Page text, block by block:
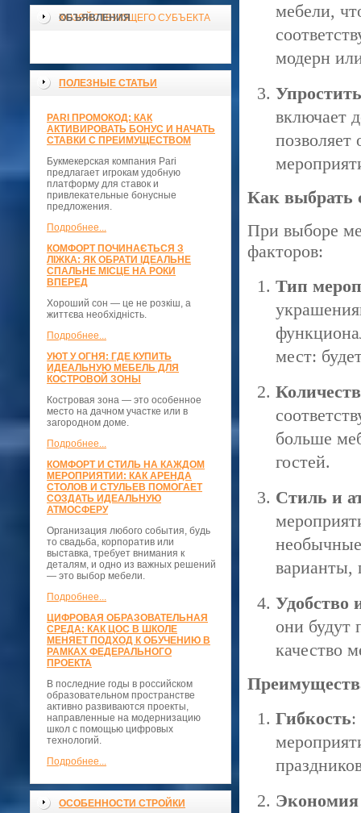
ХОЗЯЙСТВУЮЩЕГО СУБЪЕКТА
ОБЪЯВЛЕНИЯ
ПОЛЕЗНЫЕ СТАТЬИ
PARI ПРОМОКОД: КАК
АКТИВИРОВАТЬ БОНУС И НАЧАТЬ
СТАВКИ С ПРЕИМУЩЕСТВОМ
Букмекерская компания Pari
предлагает игрокам удобную
платформу для ставок и
привлекательные бонусные
предложения.
Подробнее...
КОМФОРТ ПОЧИНАЄТЬСЯ З
ЛІЖКА: ЯК ОБРАТИ ІДЕАЛЬНЕ
СПАЛЬНЕ МІСЦЕ НА РОКИ
ВПЕРЕД
Хороший сон — це не розкіш, а
життєва необхідність.
Подробнее...
УЮТ У ОГНЯ: ГДЕ КУПИТЬ
ИДЕАЛЬНУЮ МЕБЕЛЬ ДЛЯ
КОСТРОВОЙ ЗОНЫ
Костровая зона — это особенное
место на дачном участке или в
загородном доме.
Подробнее...
КОМФОРТ И СТИЛЬ НА КАЖДОМ
МЕРОПРИЯТИИ: КАК АРЕНДА
СТОЛОВ И СТУЛЬЕВ ПОМОГАЕТ
СОЗДАТЬ ИДЕАЛЬНУЮ
АТМОСФЕРУ
Организация любого события, будь
то свадьба, корпоратив или
выставка, требует внимания к
деталям, и одно из важных решений
— это выбор мебели.
Подробнее...
ЦИФРОВАЯ ОБРАЗОВАТЕЛЬНАЯ
СРЕДА: КАК ЦОС В ШКОЛЕ
МЕНЯЕТ ПОДХОД К ОБУЧЕНИЮ В
РАМКАХ ФЕДЕРАЛЬНОГО
ПРОЕКТА
В последние годы в российском
образовательном пространстве
активно развиваются проекты,
направленные на модернизацию
школ с помощью цифровых
технологий.
Подробнее...
ОСОБЕННОСТИ СТРОЙКИ
мебели,
модерн
включает
позволяет
Как выбрать
При выборе
факторов:
Тип
мест:
больше
гостей.
Стиль и
варианты,
Удобство
они будут
качество
Гибкость: